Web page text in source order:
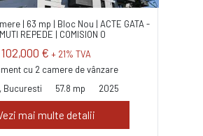
| 63 mp | Bloc Nou | ACTE GATA -
REPEDE | COMISION 0
102,000 € + 21% TVA
cu 2 camere de vânzare
Bucuresti
57.8 mp 2025
mai multe detalii